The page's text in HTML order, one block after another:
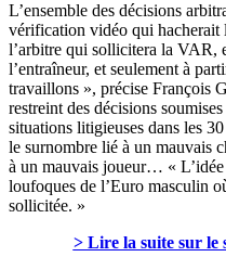
L’ensemble des décisions
vérification vidéo qui hacherait
l’arbitre qui sollicitera la VAR,
l’entraîneur, et seulement à
travaillons », précise François
restreint des décisions
situations litigieuses dans les
le surnombre lié à un mauvais
à un mauvais joueur… «
loufoques de l’Euro masculin
sollicitée. »
> Lire la suite sur